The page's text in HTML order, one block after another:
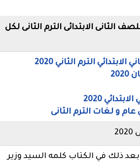
الابتدائى الترم الثانى لكل
الترم الثاني 2020
2020
و لغات الترم الثانى
ذلك في الكتاب كلمه السيد وزير